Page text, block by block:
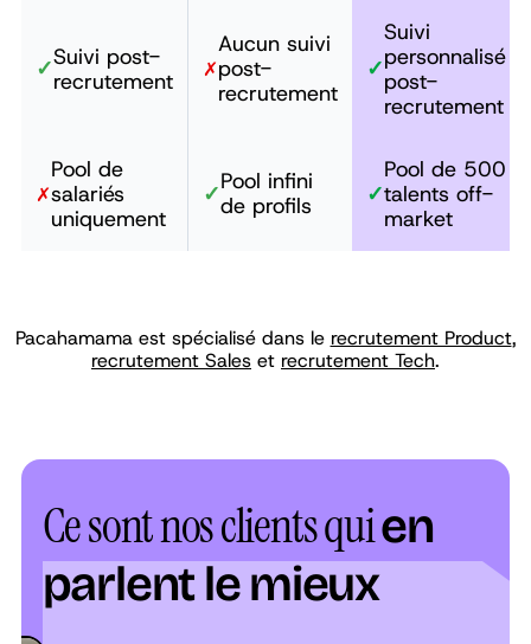
✓Suivi post-
recrutement
✗
Aucun suivi
post-
recrutement
✓
Suivi
personnalisé
post-
recrutement
✗
Pool de
salariés
uniquement
✓Pool infini
de profils
✓
Pool de 500
talents off-
market
Pacahamama est spécialisé dans le recrutement Product,
recrutement Sales et recrutement Tech.
Ce sont nos clients quien
parlent le mieux